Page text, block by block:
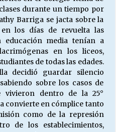
durante un tiempo por
Barriga se jacta sobre la
los días de revuelta las
educación media tenían a
en los liceos,
de todas las edades.
decidió guardar silencio
sobre los casos de
vivieron dentro de la 25°
convierte en cómplice tanto
como de la represión
de los establecimientos,